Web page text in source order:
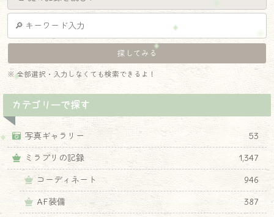
※ 全部選択・入力しなくても検索できるよ！
カテゴリーで探す
写真ギャラリー
53
ミラプリの記録
1,347
コーディネート
946
AF装備
387